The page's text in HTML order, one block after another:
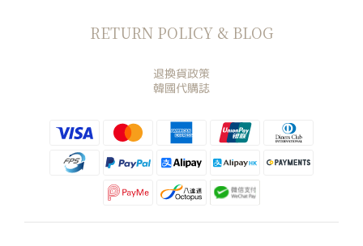
RETURN POLICY & BLOG
退換貨政策
韓國代購誌